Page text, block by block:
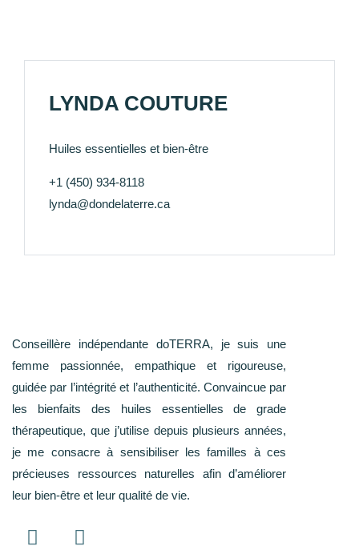
LYNDA COUTURE
Huiles essentielles et bien-être
+1 (450) 934-8118
lynda@dondelaterre.ca
Conseillère indépendante doTERRA, je suis une
femme passionnée, empathique et rigoureuse,
guidée par l’intégrité et l’authenticité. Convaincue par
les bienfaits des huiles essentielles de grade
thérapeutique, que j’utilise depuis plusieurs années,
je me consacre à sensibiliser les familles à ces
précieuses ressources naturelles afin d’améliorer
leur bien-être et leur qualité de vie.